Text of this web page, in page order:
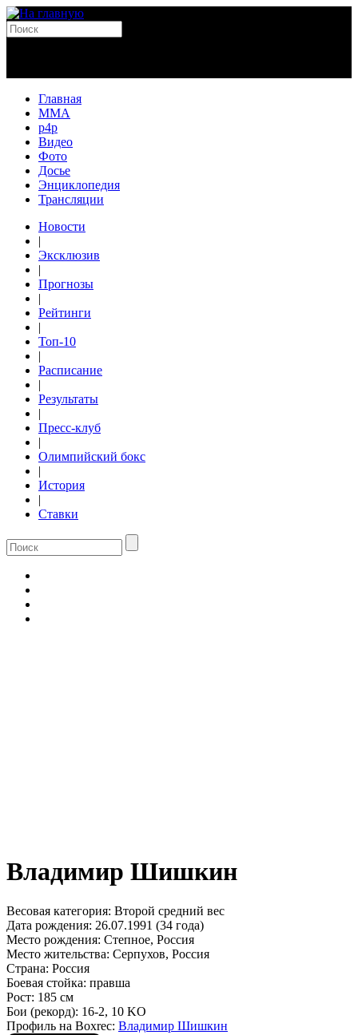
Главная
MMA
p4p
Видео
Фото
Досье
Энциклопедия
Трансляции
Новости
|
Эксклюзив
|
Прогнозы
|
Рейтинги
|
Топ-10
|
Расписание
|
Результаты
|
Пресс-клуб
|
Олимпийский бокс
|
История
|
Ставки
Владимир Шишкин
Весовая категория: Второй средний вес
Дата рождения: 26.07.1991 (34 года)
Место рождения: Степное, Россия
Место жительства: Серпухов, Россия
Страна: Россия
Боевая стойка: правша
Рост: 185 см
Бои (рекорд): 16-2, 10 KO
Профиль на Boxrec: Владимир Шишкин